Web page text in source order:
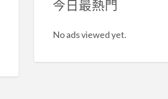
今日最熱門
No ads viewed yet.